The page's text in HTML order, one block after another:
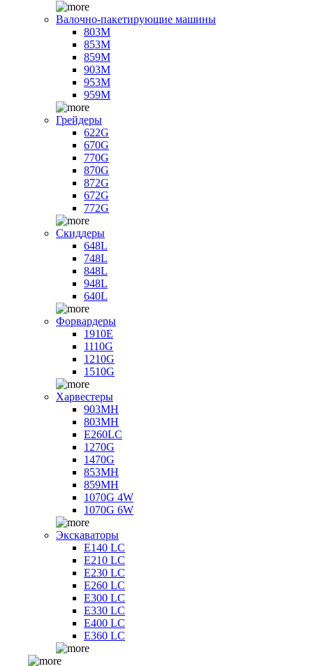
Валочно-пакетирующие машины
803M
853M
859M
903M
953M
959M
Грейдеры
622G
670G
770G
870G
872G
672G
772G
Скиддеры
648L
748L
848L
948L
640L
Форвардеры
1910E
1110G
1210G
1510G
Харвестеры
903MH
803MH
E260LC
1270G
1470G
853MH
859MH
1070G 4W
1070G 6W
Экскаваторы
E140 LC
E210 LC
E230 LC
E260 LC
E300 LC
E330 LC
E400 LC
E360 LC